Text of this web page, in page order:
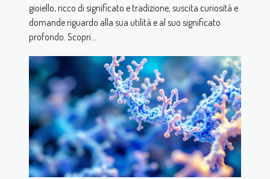
gioiello, ricco di significato e tradizione, suscita curiosità e
domande riguardo alla sua utilità e al suo significato
profondo. Scopri...